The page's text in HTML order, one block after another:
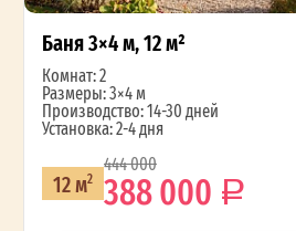
Баня 3×4 м, 12 м²
Комнат: 2
Размеры: 3×4 м
Производство: 14-30 дней
Установка: 2-4 дня
12 м2
444 000
388 000